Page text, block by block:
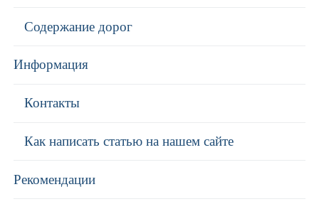
Содержание дорог
Информация
Контакты
Как написать статью на нашем сайте
Рекомендации